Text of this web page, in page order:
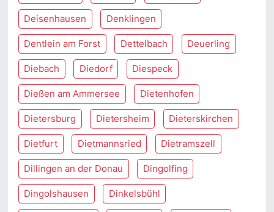
Deisenhausen Denklingen
Dentlein am Forst Dettelbach Deuerling
Diebach Diedorf Diespeck
Dießen am Ammersee Dietenhofen
Dietersburg Dietersheim Dieterskirchen
Dietfurt Dietmannsried Dietramszell
Dillingen an der Donau Dingolfing
Dingolshausen Dinkelsbühl